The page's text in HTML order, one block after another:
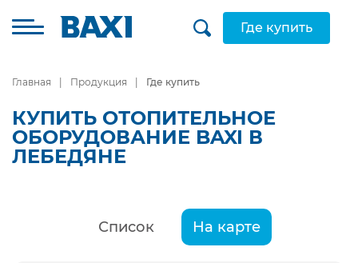
Где купить
Главная Продукция Где купить
КУПИТЬ ОТОПИТЕЛЬНОЕ
ОБОРУДОВАНИЕ BAXI В
ЛЕБЕДЯНЕ
Список На карте